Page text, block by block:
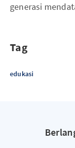
generasi
Tag
edukasi